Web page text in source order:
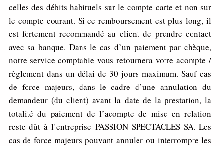
celles des débits habituels sur le compte carte et non sur
le compte courant. Si ce remboursement est plus long, il
est fortement recommandé au client de prendre contact
avec sa banque. Dans le cas d’un paiement par chèque,
notre service comptable vous retournera votre acompte /
règlement dans un délai de 30 jours maximum. Sauf cas
de force majeurs, dans le cadre d’une annulation du
demandeur (du client) avant la date de la prestation, la
totalité du paiement de l’acompte de mise en relation
reste dût à l’entreprise PASSION SPECTACLES SA. Les
cas de force majeurs pouvant annuler ou interrompre les